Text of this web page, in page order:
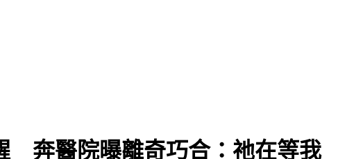
紀徹底棄守
奔醫院曝離奇巧合：祂在等我